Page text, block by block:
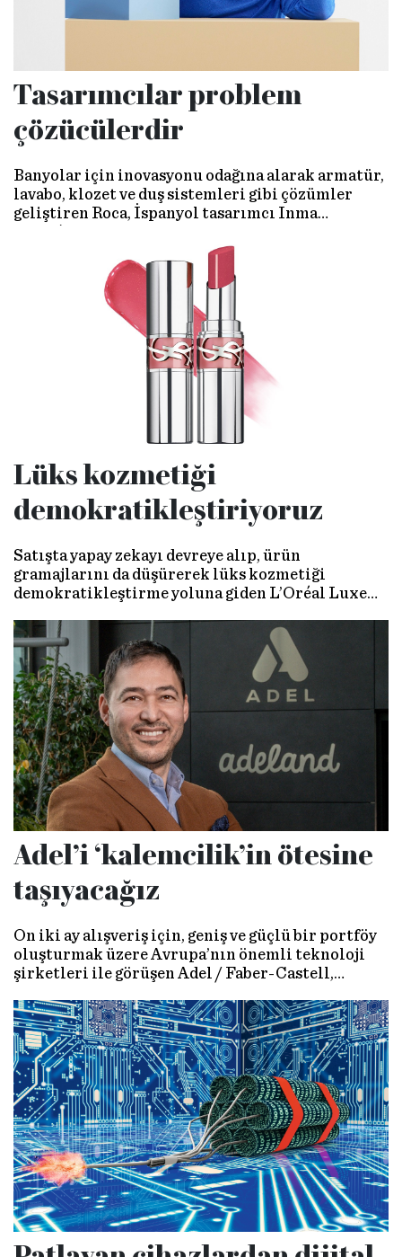
Tasarımcılar problem
çözücülerdir
Banyolar için inovasyonu odağına alarak armatür,
lavabo, klozet ve duş sistemleri gibi çözümler
geliştiren Roca, İspanyol tasarımcı Inma
musluk koleksiyonu ‘Nu’ çıktı. Bu vesileyle
buluştuğumuz tasarımcı ile sürdürülebilirlik,
işlevsellik ve etkileyici kariyer yolculuğunu
Lüks kozmetiği
demokratikleştiriyoruz
Satışta yapay zekayı devreye alıp, ürün
gramajlarını da düşürerek lüks kozmetiği
demokratikleştirme yoluna giden L’Oréal Luxe
adetlerinde büyük artış yakaladı. Markanın Genel
Müdürü Ufuk Batur, “Lüks kozmetiğin
potansiyeli çok büyük” diyor.
Adel’i ‘kalemcilik’in ötesine
taşıyacağız
On iki ay alışveriş için, geniş ve güçlü bir portföy
oluşturmak üzere Avrupa’nın önemli teknoloji
şirketleri ile görüşen Adel / Faber-Castell,
Şirketin CMO’su Murat Büyükkucak, “Hedefimiz,
Adel’i, zamanın ruhuna ve gereksinimlerine
uygun, ‘eğitim ve ofis teknolojileri şirketi’ haline
getirmek” diyor.